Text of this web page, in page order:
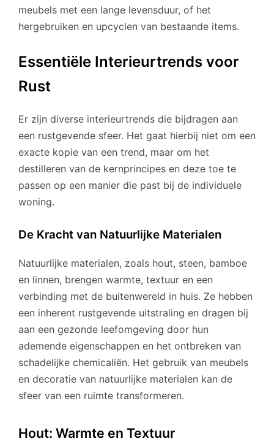
meubels met een lange levensduur, of het
hergebruiken en upcyclen van bestaande items.
Essentiële Interieurtrends voor
Rust
Er zijn diverse interieurtrends die bijdragen aan
een rustgevende sfeer. Het gaat hierbij niet om een
exacte kopie van een trend, maar om het
destilleren van de kernprincipes en deze toe te
passen op een manier die past bij de individuele
woning.
De Kracht van Natuurlijke Materialen
Natuurlijke materialen, zoals hout, steen, bamboe
en linnen, brengen warmte, textuur en een
verbinding met de buitenwereld in huis. Ze hebben
een inherent rustgevende uitstraling en dragen bij
aan een gezonde leefomgeving door hun
ademende eigenschappen en het ontbreken van
schadelijke chemicaliën. Het gebruik van meubels
en decoratie van natuurlijke materialen kan de
sfeer van een ruimte transformeren.
Hout: Warmte en Textuur